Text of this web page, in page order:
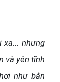
xa... nhưng
và yên tĩnh
như bắn